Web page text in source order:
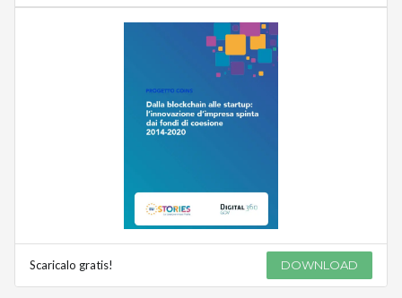
Scaricalo gratis! DOWNLOAD